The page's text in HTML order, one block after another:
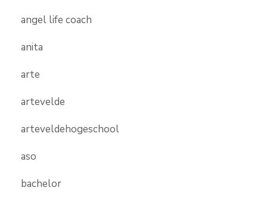
angel life coach
anita
arte
artevelde
arteveldehogeschool
aso
bachelor